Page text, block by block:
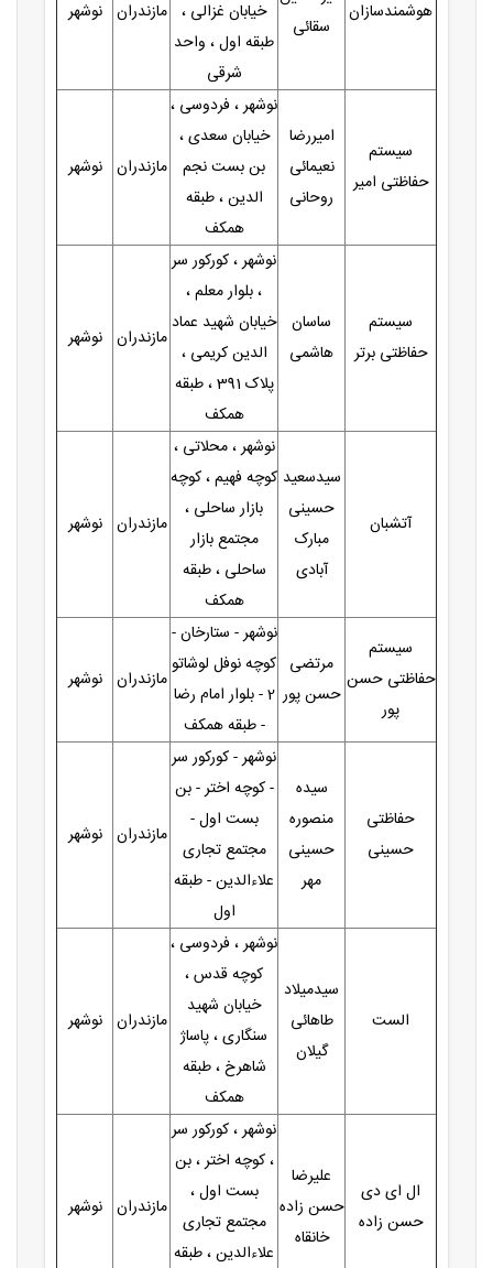
هوشمندسازان
سقائی
خیابان غزالی ،
طبقه اول ، واحد
شرقی
مازندران نوشهر
سیستم
حفاظتی امیر
امیررضا
نعیمائی
روحانی
نوشهر ، فردوسی ،
خیابان سعدی ،
بن بست نجم
الدین ، طبقه
همکف
مازندران نوشهر
سیستم
حفاظتی برتر
ساسان
هاشمی
نوشهر ، کورکور سر
، بلوار معلم ،
خیابان شهید عماد
الدین کریمی ،
پلاک 391 ، طبقه
همکف
مازندران نوشهر
آتشبان
سیدسعید
حسینی
مبارک
آبادی
نوشهر ، محلاتی ،
کوچه فهیم ، کوچه
بازار ساحلی ،
مجتمع بازار
ساحلی ، طبقه
همکف
مازندران نوشهر
سیستم
حفاظتی حسن
پور
مرتضی
حسن پور
نوشهر - ستارخان -
کوچه نوفل لوشاتو
2 - بلوار امام رضا
- طبقه همکف
مازندران نوشهر
حفاظتی
حسینی
سیده
منصوره
حسینی
مهر
نوشهر - کورکور سر
- کوچه اختر - بن
بست اول -
مجتمع تجاری
علاءالدین - طبقه
اول
مازندران نوشهر
الست
سیدمیلاد
طاهائی
گیلان
نوشهر ، فردوسی ،
کوچه قدس ،
خیابان شهید
سنگاری ، پاساژ
شاهرخ ، طبقه
همکف
مازندران نوشهر
ال ای دی
حسن زاده
علیرضا
حسن زاده
خانقاه
نوشهر ، کورکور سر
، کوچه اختر ، بن
بست اول ،
مجتمع تجاری
علاءالدین ، طبقه
مازندران نوشهر